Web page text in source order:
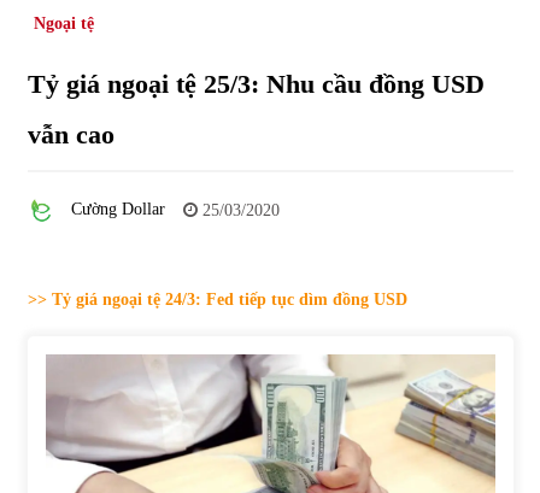
Top 10 mặt hàng Việt Nam nhập khẩu nhiều nhất tháng
Top 10 mặt hàng Việt Nam xuất khẩu nhiều nhất tháng
Tự doanh ngày 3.6.2022: CTCK mua ròng 28,7 tỷ đồng
Top 10 tỷ phú giàu nhất thế giới – Bảng xếp hạng 2022
31/05/2022
Ngoại tệ
Tỷ giá ngoại tệ 25/3: Nhu cầu đồng USD
vẫn cao
Cường Dollar 25/03/2020
>> Tỷ giá ngoại tệ 24/3: Fed tiếp tục dìm đồng USD